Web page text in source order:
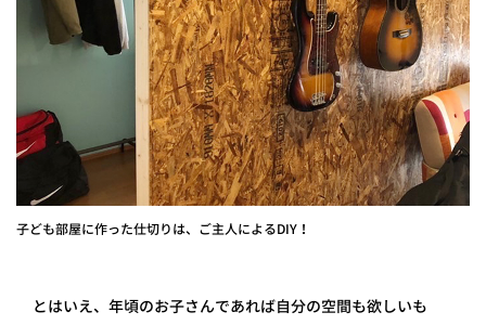
子ども部屋に作った仕切りは、ご主人によるDIY！
とはいえ、年頃のお子さんであれば自分の空間も欲しいも